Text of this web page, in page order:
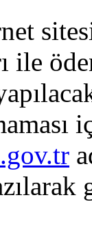
ile